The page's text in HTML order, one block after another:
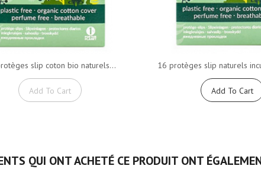
slip coton bio naturels...
Add To Cart
16 protèges slip naturels
Add To Cart
QUI ONT ACHETÉ CE PRODUIT ONT